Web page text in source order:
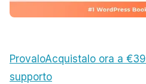
ProvaloAcquistalo ora a €39
supporto